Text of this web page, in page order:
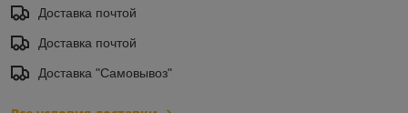
Доставка почтой
Доставка почтой
Доставка "Самовывоз"